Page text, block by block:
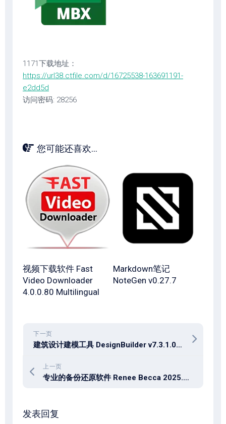
1171下载地址：
https://url38.ctfile.com/d/16725538-163691191-
e2dd5d
访问密码: 28256
您可能还喜欢...
视频下载软件 Fast
Video Downloader
4.0.0.80 Multilingual
Markdown笔记
NoteGen v0.27.7
下一页
建筑设计建模工具 DesignBuilder v7.3.1.003
上一页
专业的备份还原软件 Renee Becca 2025.62.95.377
发表回复